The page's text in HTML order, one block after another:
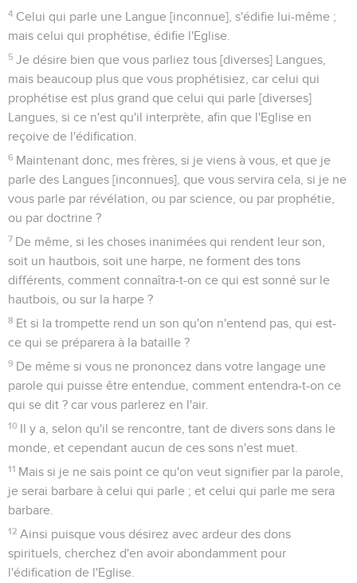
4 Celui qui parle une Langue [inconnue], s'édifie lui-même ;
mais celui qui prophétise, édifie l'Eglise.
5 Je désire bien que vous parliez tous [diverses] Langues,
mais beaucoup plus que vous prophétisiez, car celui qui
prophétise est plus grand que celui qui parle [diverses]
Langues, si ce n'est qu'il interprète, afin que l'Eglise en
reçoive de l'édification.
6 Maintenant donc, mes frères, si je viens à vous, et que je
parle des Langues [inconnues], que vous servira cela, si je ne
vous parle par révélation, ou par science, ou par prophétie,
ou par doctrine ?
7 De même, si les choses inanimées qui rendent leur son,
soit un hautbois, soit une harpe, ne forment des tons
différents, comment connaîtra-t-on ce qui est sonné sur le
hautbois, ou sur la harpe ?
8 Et si la trompette rend un son qu'on n'entend pas, qui est-
ce qui se préparera à la bataille ?
9 De même si vous ne prononcez dans votre langage une
parole qui puisse être entendue, comment entendra-t-on ce
qui se dit ? car vous parlerez en l'air.
10 Il y a, selon qu'il se rencontre, tant de divers sons dans le
monde, et cependant aucun de ces sons n'est muet.
11 Mais si je ne sais point ce qu'on veut signifier par la parole,
je serai barbare à celui qui parle ; et celui qui parle me sera
barbare.
12 Ainsi puisque vous désirez avec ardeur des dons
spirituels, cherchez d'en avoir abondamment pour
l'édification de l'Eglise.